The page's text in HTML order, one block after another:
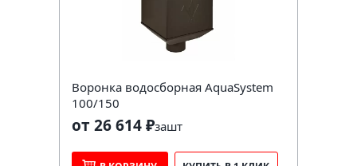
Воронка водосборная AquaSystem
100/150
от 26 614 ₽зашт